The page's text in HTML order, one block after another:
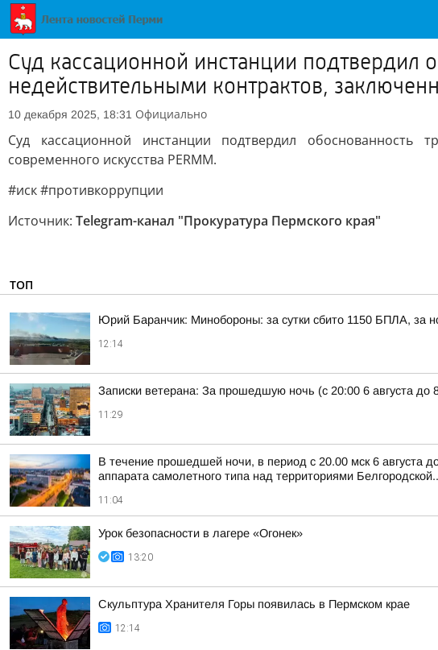
Суд кассационной инстанции подтвердил
недействительными контрактов,
10 декабря 2025, 18:31 Официально
Суд кассационной инстанции подтвердил обоснованность
современного искусства PERMM.
#иск #противкоррупции
Источник: Telegram-канал "Прокуратура Пермского края"
ТОП
Юрий Баранчик: Минобороны: за сутки сбито 1150 БПЛА, за
12:14
Записки ветерана: За прошедшую ночь (с 20:00 6 августа до
11:29
В течение прошедшей ночи, в период с 20.00 мск 6 августа
аппарата самолетного типа над территориями
11:04
Урок безопасности в лагере «Огонек»
13:20
Скульптура Хранителя Горы появилась в Пермском крае
12:14